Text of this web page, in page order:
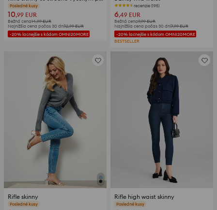
Posledné kusy
10,99 EUR
Bežná cena14,99EUR
Najnižšia cena počas 30 dní12,99EUR
-20% lacnejšie s kódom OMNI20MORE
recenzie (195)
6,49 EUR
Bežná cena9,99EUR
Najnižšia cena počas 30 dní7,99EUR
-20% lacnejšie s kódom OMNI20MORE
BESTSELLER
Rifle skinny
Posledné kusy
Rifle high waist skinny
Posledné kusy